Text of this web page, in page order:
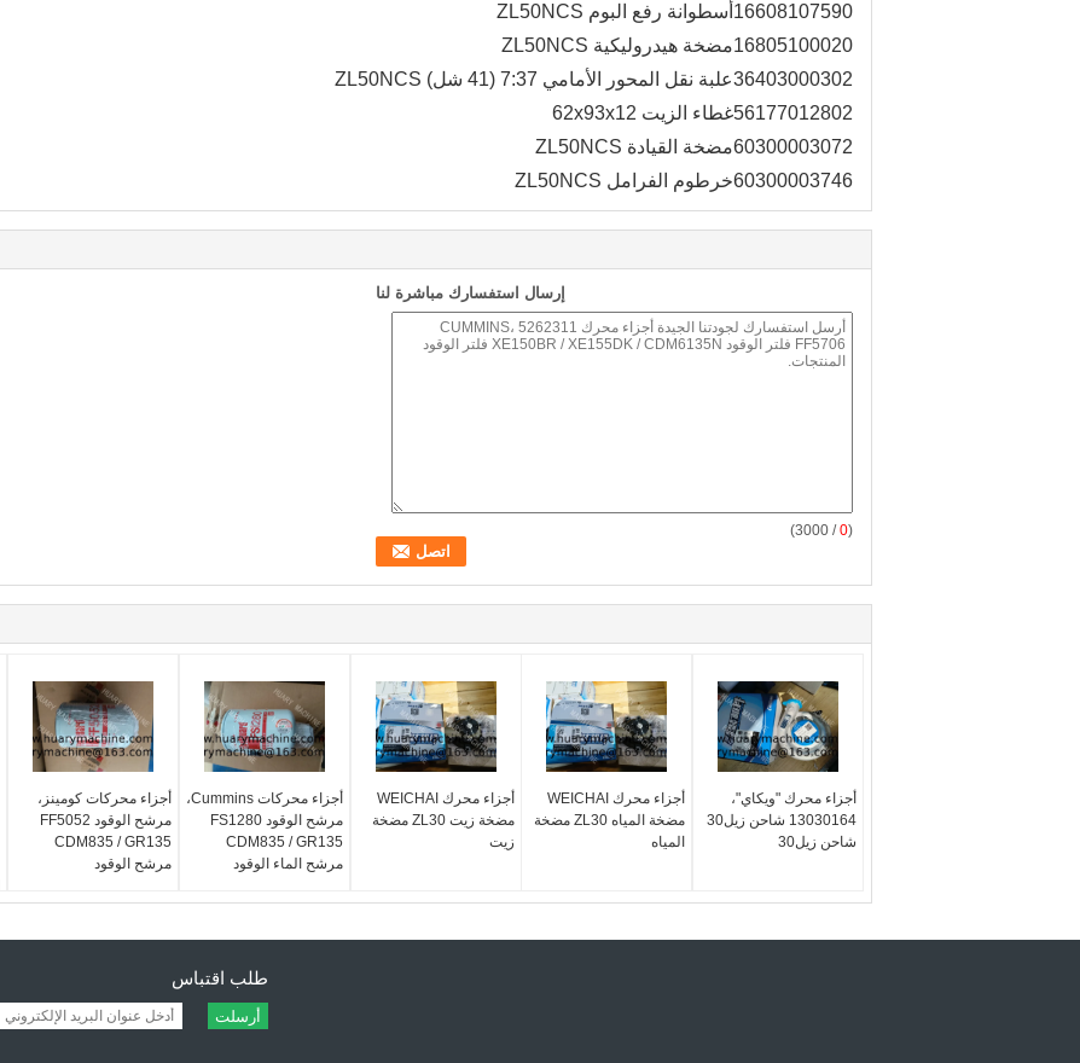
16608107590 أسطوانة رفع البوم ZL50NCS
16805100020مضخة هيدروليكية ZL50NCS
36403000302علبة نقل المحور الأمامي 7:37 (41 شل) ZL50NCS
56177012802غطاء الزيت 62x93x12
60300003072مضخة القيادة ZL50NCS
60300003746خرطوم الفرامل ZL50NCS
إرسال استفسارك مباشرة لنا
(
0
/ 3000)
أجزاء محركات كومينز،
مرشح الوقود FF5052
CDM835 / GR135
مرشح الوقود
أجزاء محركات Cummins،
مرشح الوقود FS1280
CDM835 / GR135
مرشح الماء الوقود
أجزاء محرك WEICHAI
مضخة زيت ZL30 مضخة
زيت
أجزاء محرك WEICHAI
مضخة المياه ZL30 مضخة
المياه
أجزاء محرك "ويكاي"،
13030164 شاحن زيل30
شاحن زيل30
طلب اقتباس
أرسلت